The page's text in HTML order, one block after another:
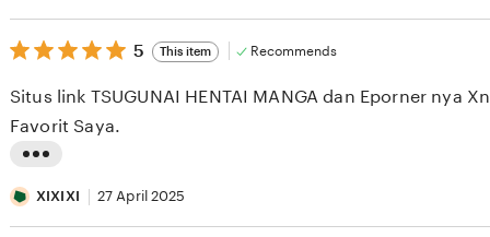
s
t
n
g
e
v
5
out
5
stars
5 This item Recommends
i
s
Situs link TSUGUNAI HENTAI MANGA dan Eporner nya
Favorit Saya.
XIXIXI 27 April 2025